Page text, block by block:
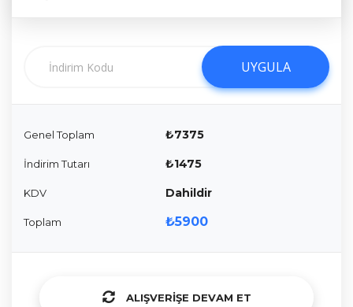
UYGULA
UYGULA
Genel Toplam ₺7375
İndirim Tutarı ₺1475
KDV Dahildir
Toplam ₺5900
ALIŞVERIŞE DEVAM ET
ALIŞVERIŞE DEVAM ET